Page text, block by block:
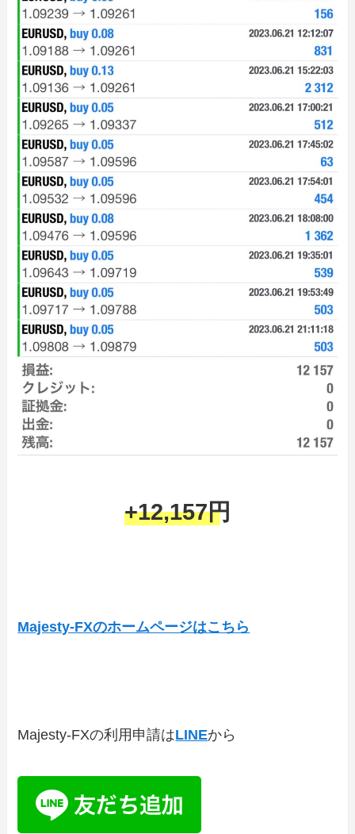
+12,157円
Majesty-FXのホームページはこちら
Majesty-FXの利用申請はLINEから